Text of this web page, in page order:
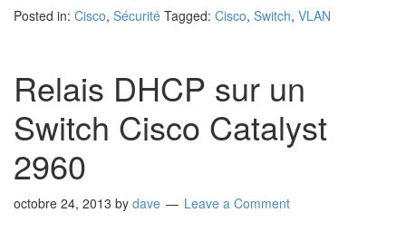
Posted in: Cisco, Sécurité Tagged: Cisco, Switch, VLAN
Relais DHCP sur un
Switch Cisco Catalyst
2960
octobre 24, 2013 by dave Leave a Comment